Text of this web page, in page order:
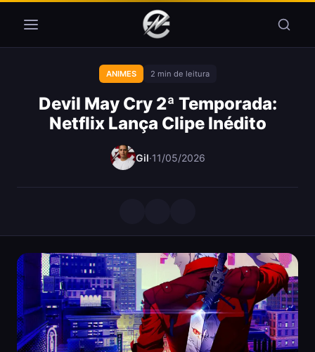
ANIMES 2 min de leitura
Devil May Cry 2ª Temporada:
Netflix Lança Clipe Inédito
Gil·11/05/2026